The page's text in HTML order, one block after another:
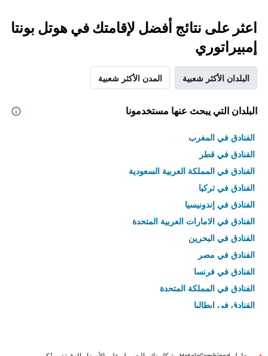
اعثر على نتائج أفضل لإقامتك في هوتل بونتا
إمبيراتوري
البلدان الأكثر شعبية المدن الأكثر شعبية
البلدان التي يبحث عنها مستخدمونا
الفنادق في المغرب
الفنادق في قطر
الفنادق في المملكة العربية السعودية
الفنادق في تركيا
الفنادق في إندونيسيا
الفنادق في الامارات العربية المتحدة
الفنادق في البحرين
الفنادق في مصر
الفنادق في فرنسا
الفنادق في المملكة المتحدة
الفنادق في إيطاليا